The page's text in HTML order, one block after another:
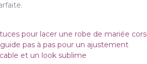
pour lacer une robe de mariée
pas à pas pour un ajustement
et un look sublime